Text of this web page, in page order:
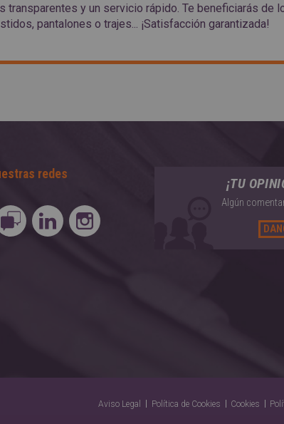
y un servicio rápido. Te beneficiarás de
pantalones o trajes... ¡Satisfacción garantizada!
redes
¡TU
Algún
Aviso Legal Política de Cookies Cookies